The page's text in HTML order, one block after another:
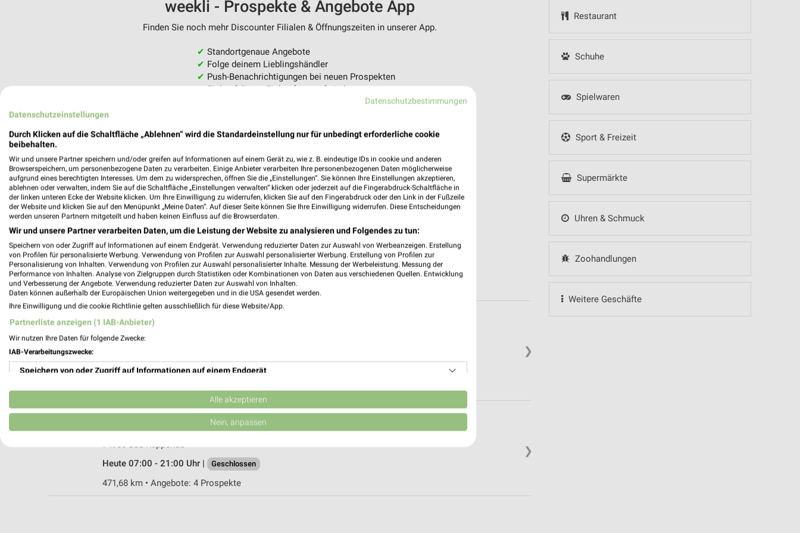
Restaurant
Schuhe
Spielwaren
Sport & Freizeit
Supermärkte
Uhren & Schmuck
Zoohandlungen
Weitere Geschäfte
weekli - Prospekte & Angebote App
Finden Sie noch mehr Discounter Filialen & Öffnungszeiten in unserer App.
✔ Standortgenaue Angebote
✔ Folge deinem Lieblingshändler
✔ Push-Benachrichtigungen bei neuen Prospekten
✔Einkaufsliste - Einkauf stressfrei planen
❯
PENNY Siegelsbach
74936 Siegelsbach
Heute 07:30 - 21:00 Uhr | Geschlossen
❯
Hohenstadter Str. 1
74906 Bad Rappenau
Heute 07:00 - 21:00 Uhr |
Geschlossen
471,68 km • Angebote: 4 Prospekte
Datenschutzbestimmungen
Datenschutzeinstellungen
Durch Klicken auf die Schaltfläche „Ablehnen“ wird die Standardeinstellung nur für unbedingt erforderliche cookie
beibehalten.
Wir und unsere Partner speichern und/oder greifen auf Informationen auf einem Gerät zu, wie z. B. eindeutige IDs in cookie und anderen
Browserspeichern, um personenbezogene Daten zu verarbeiten. Einige Anbieter verarbeiten Ihre personenbezogenen Daten möglicherweise
aufgrund eines berechtigten Interesses. Um dem zu widersprechen, öffnen Sie die „Einstellungen“. Sie können Ihre Einstellungen akzeptieren,
ablehnen oder verwalten, indem Sie auf die Schaltfläche „Einstellungen verwalten“ klicken oder jederzeit auf die Fingerabdruck-Schaltfläche in
der linken unteren Ecke der Website klicken. Um Ihre Einwilligung zu widerrufen, klicken Sie auf den Fingerabdruck oder den Link in der Fußzeile
der Website und klicken Sie auf den Menüpunkt „Meine Daten“. Auf dieser Seite können Sie Ihre Einwilligung widerrufen. Diese Entscheidungen
werden unseren Partnern mitgeteilt und haben keinen Einfluss auf die Browserdaten.
Wir und unsere Partner verarbeiten Daten, um die Leistung der Website zu analysieren und Folgendes zu tun:
Speichern von oder Zugriff auf Informationen auf einem Endgerät. Verwendung reduzierter Daten zur Auswahl von Werbeanzeigen. Erstellung
von Profilen für personalisierte Werbung. Verwendung von Profilen zur Auswahl personalisierter Werbung. Erstellung von Profilen zur
Personalisierung von Inhalten. Verwendung von Profilen zur Auswahl personalisierter Inhalte. Messung der Werbeleistung. Messung der
Performance von Inhalten. Analyse von Zielgruppen durch Statistiken oder Kombinationen von Daten aus verschiedenen Quellen. Entwicklung
und Verbesserung der Angebote. Verwendung reduzierter Daten zur Auswahl von Inhalten.
Daten können außerhalb der Europäischen Union weitergegeben und in die USA gesendet werden.
Ihre Einwilligung und die cookie Richtlinie gelten ausschließlich für diese Website/App.
Partnerliste anzeigen (1 IAB-Anbieter)
Wir nutzen Ihre Daten für folgende Zwecke:
IAB-Verarbeitungszwecke:
Speichern von oder Zugriff auf Informationen auf einem Endgerät
Verwendung reduzierter Daten zur Auswahl von Werbeanzeigen
Erstellung von Profilen für personalisierte Werbung
Erstellung von Profilen zur Personalisierung von Inhalten
Alle akzeptieren
Nein, anpassen